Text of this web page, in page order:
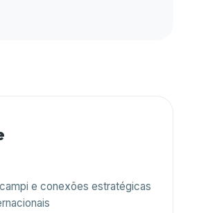
e conexões estratégicas